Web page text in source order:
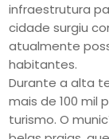
infraestrutura
cidade surgiu
atualmente
habitantes.
Durante a alta
mais de 100 mil
turismo. O